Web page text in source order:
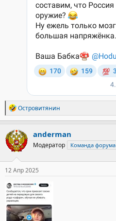
Р
е
а
к
ц
и
и
:
Островитянин
anderman
Модератор Команда форума
12 Апр 2025